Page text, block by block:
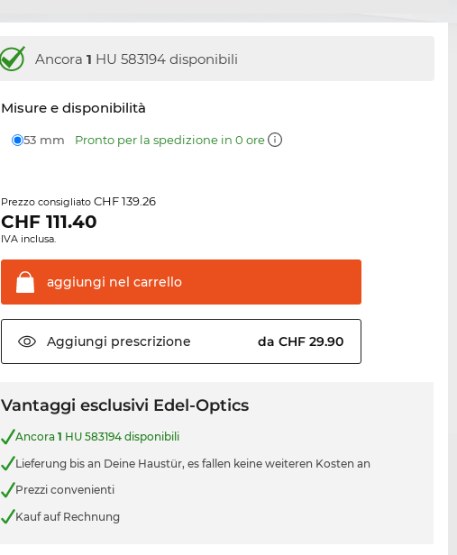
Ancora1 HU 583194 disponibili
Misure e disponibilità
53 mm Pronto per la spedizione in 0 ore
Prezzo consigliatoCHF 139.26
CHF111.40
IVA inclusa.
aggiungi nel carrello
Aggiungi prescrizione da CHF 29.90
Vantaggi esclusivi Edel-Optics
Ancora1 HU 583194 disponibili
Lieferung bis an Deine Haustür, es fallen keine weiteren Kosten an
Prezzi convenienti
Kauf auf Rechnung